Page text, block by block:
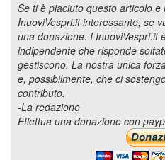
Se ti è piaciuto questo articolo
InuoviVespri.it interessante, se
una donazione. I InuoviVespri.it
indipendente che risponde
gestiscono. La nostra unica
e, possibilmente, che ci
contributo.
-La redazione
Effettua una donazione con